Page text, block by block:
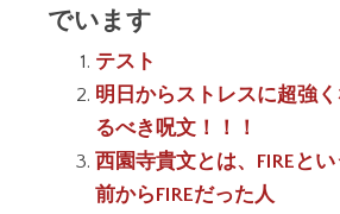
でいます
テスト
明日からストレスに超強
るべき呪文！！！
西園寺貴文とは、FIREと
前からFIREだった人